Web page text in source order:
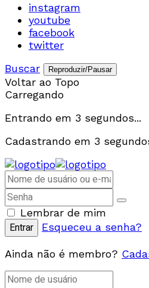
instagram
youtube
facebook
twitter
Buscar
Reproduzir/Pausar
Voltar ao Topo
Carregando
Entrando em 3 segundos...
Cadastrando em 3
Lembrar de mim
Esqueceu a senha?
Ainda não é membro?